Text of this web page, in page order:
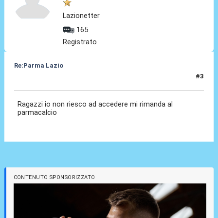
Lazionetter
165
Registrato
Re:Parma Lazio
#3
Ragazzi io non riesco ad accedere mi rimanda al
parmacalcio
CONTENUTO SPONSORIZZATO